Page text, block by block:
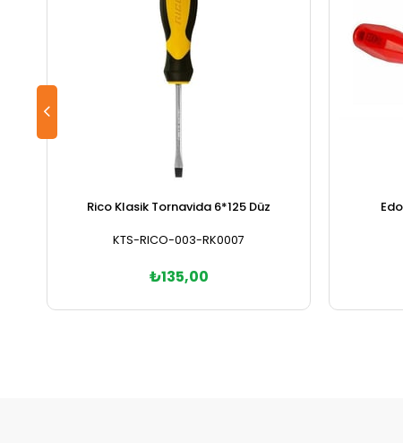
Rico Klasik Tornavida 6*125 Düz
KTS-RICO-003-RK0007
₺135,00